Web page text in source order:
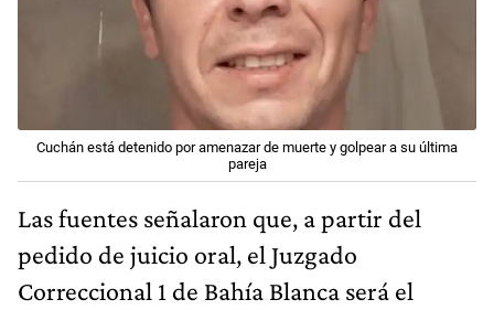
Cuchán está detenido por amenazar de muerte y golpear a su última
pareja
Las fuentes señalaron que, a partir del
pedido de juicio oral, el Juzgado
Correccional 1 de Bahía Blanca será el